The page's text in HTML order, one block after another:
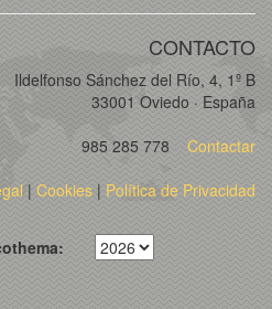
CONTACTO
Ildelfonso Sánchez del Río, 4, 1º B
33001 Oviedo · España
985 285 778
Contactar
| Cookies | Política de Privacidad